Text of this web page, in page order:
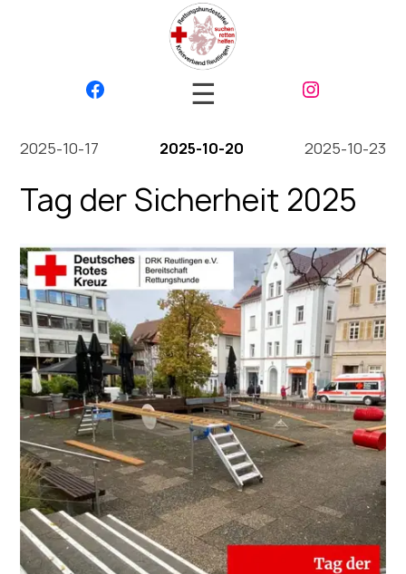
☰
2025-10-17 2025-10-20 2025-10-23
Tag der Sicherheit 2025